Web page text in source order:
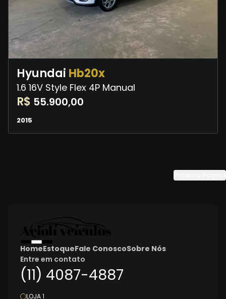
Hyundai Hb20x
1.6 16V Style Flex 4P Manual
R$ 55.900,00
2015
HomeEstoqueFale ConoscoSobre Nós
Entre em contato
(11) 4087-4887
LOJA 1